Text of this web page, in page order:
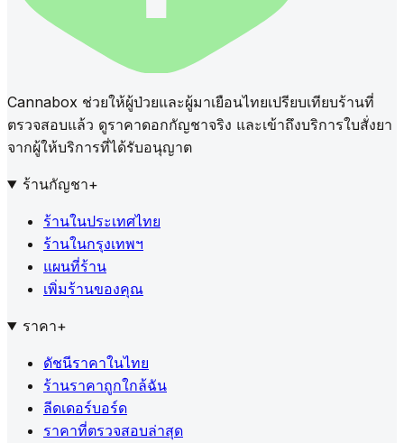
Cannabox ช่วยให้ผู้ป่วยและผู้มาเยือนไทยเปรียบเทียบร้านที่
ตรวจสอบแล้ว ดูราคาดอกกัญชาจริง และเข้าถึงบริการใบสั่งยา
จากผู้ให้บริการที่ได้รับอนุญาต
ร้านกัญชา+
ร้านในประเทศไทย
ร้านในกรุงเทพฯ
แผนที่ร้าน
เพิ่มร้านของคุณ
ราคา+
ดัชนีราคาในไทย
ร้านราคาถูกใกล้ฉัน
ลีดเดอร์บอร์ด
ราคาที่ตรวจสอบล่าสุด